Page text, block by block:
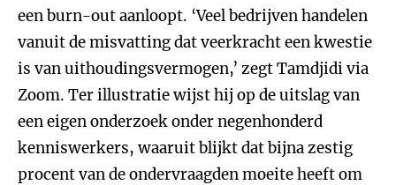
een burn-out aanloopt. ‘Veel bedrijven handelen
vanuit de misvatting dat veerkracht een kwestie
is van uithoudingsvermogen,’ zegt Tamdjidi via
Zoom. Ter illustratie wijst hij op de uitslag van
een eigen onderzoek onder negenhonderd
kenniswerkers, waaruit blijkt dat bijna zestig
procent van de ondervraagden moeite heeft om